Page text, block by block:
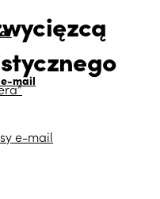
mail
e-mail